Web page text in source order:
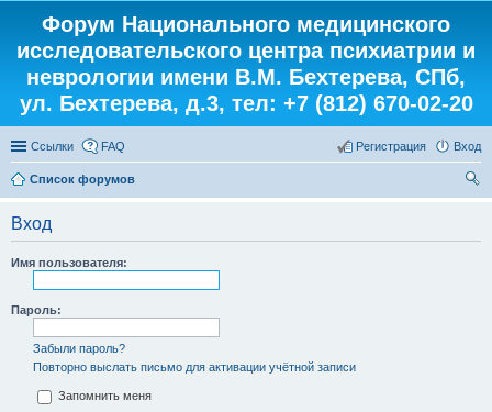
Форум Национального медицинского
исследовательского центра психиатрии и
неврологии имени В.М. Бехтерева, СПб,
ул. Бехтерева, д.3, тел: +7 (812) 670-02-20
Ссылки FAQ Вход
Регистрация
Список форумов
Вход
Имя пользователя:
Пароль:
Забыли пароль?
Повторно выслать письмо для активации учётной записи
Запомнить меня